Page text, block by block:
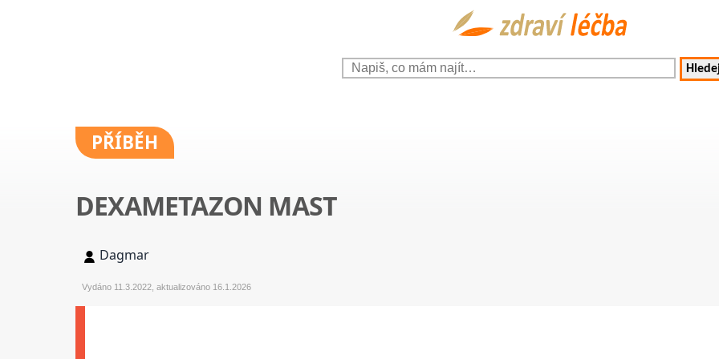
PŘÍBĚH
DEXAMETAZON MAST
Dagmar
Vydáno 11.3.2022, aktualizováno 16.1.2026